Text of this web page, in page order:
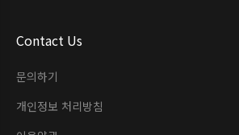
Contact Us
문의하기
개인정보 처리방침